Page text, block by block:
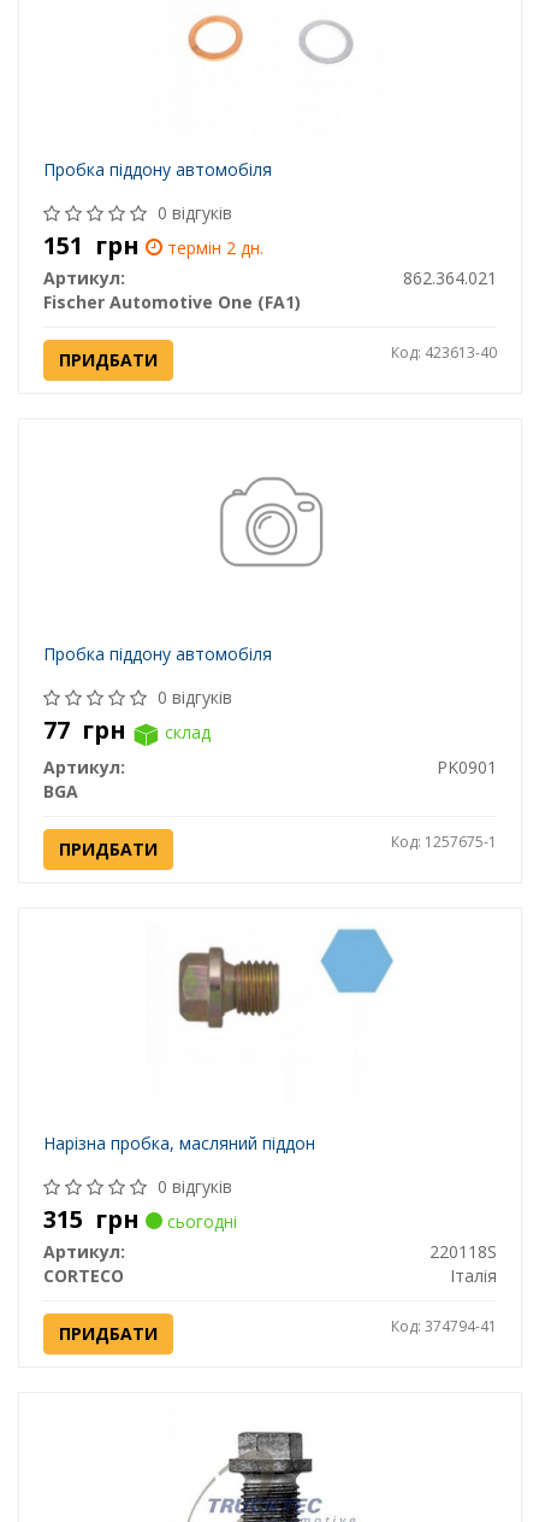
Пробка піддону автомобіля
0 відгуків
151 грн
термін 2 дн.
Артикул:
862.364.021
Fischer Automotive One (FA1)
ПРИДБАТИ Код: 423613-40
Пробка піддону автомобіля
0 відгуків
77 грн
склад
Артикул:
PK0901
BGA
ПРИДБАТИ Код: 1257675-1
Нарізна пробка, масляний піддон
0 відгуків
315 грн
сьогодні
Артикул:
220118S
CORTECO
Італія
ПРИДБАТИ Код: 374794-41